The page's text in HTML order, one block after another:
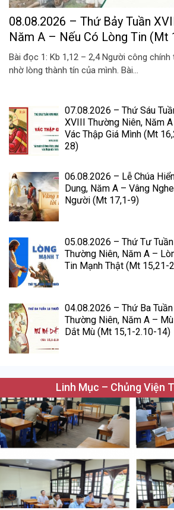
08.08.2026 – Thứ Bảy Tuần
Năm A – Nếu Có Lòng Tin (Mt
Bài đọc 1: Kb 1,12 – 2,4 Người công
nhờ lòng thành tín của mình. Bài...
07.08.2026 – Thứ Sáu
XVIII Thường Niên, Năm
Vác Thập Giá Mình (Mt
28)
06.08.2026 – Lễ Chúa
Dung, Năm A – Vâng
Người (Mt 17,1-9)
05.08.2026 – Thứ Tư Tuần
Thường Niên, Năm A –
Tin Mạnh Thật (Mt 15,21-
04.08.2026 – Thứ Ba
Thường Niên, Năm A –
Dắt Mù (Mt 15,1-2.10-14)
Linh Mục – Chủng Viện